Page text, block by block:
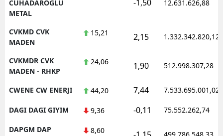
CUHADAROGLU
METAL
-1,50 12.631.626,88
CVKMD CVK
MADEN
15,21 2,15 1.332.342.820,12
CVKMDR CVK
MADEN - RHKP
24,06 1,90 512.998.307,28
CWENE CW ENERJI 44,20 7,44 7.533.695.001,02
DAGI DAGI GIYIM 9,36 -0,11 75.552.262,74
DAPGM DAP
8,60